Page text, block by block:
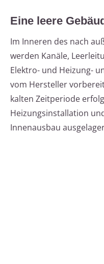
Eine leere
Im Inneren des nach
werden Kanäle,
Elektro- und Heizung-
vom Hersteller
kalten Zeitperiode
Heizungsinstallation
Innenausbau